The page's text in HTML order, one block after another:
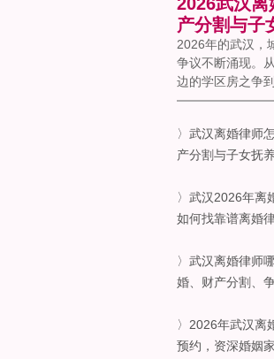
产分割与子
2026年的武汉，
争议不断涌现。
边的学区房之争
〉武汉离婚律师
产分割与子女抚
〉武汉2026年离
如何找靠谱离婚
〉武汉离婚律师
婚、财产分割、
〉2026年武汉离
预约，资深婚姻